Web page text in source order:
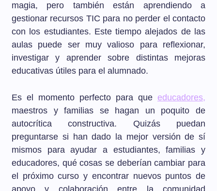
magia, pero también están aprendiendo a
gestionar recursos TIC para no perder el contacto
con los estudiantes. Este tiempo alejados de las
aulas puede ser muy valioso para reflexionar,
investigar y aprender sobre distintas mejoras
educativas útiles para el alumnado.
Es el momento perfecto para que educadores,
maestros y familias se hagan un poquito de
autocrítica constructiva. Quizás puedan
preguntarse si han dado la mejor versión de sí
mismos para ayudar a estudiantes, familias y
educadores, qué cosas se deberían cambiar para
el próximo curso y encontrar nuevos puntos de
apoyo y colaboración entre la comunidad